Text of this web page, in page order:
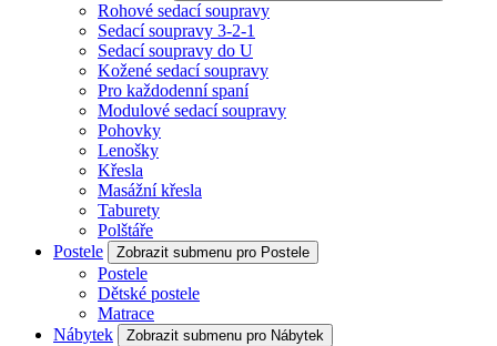
Rohové sedací soupravy
Sedací soupravy 3-2-1
Sedací soupravy do U
Kožené sedací soupravy
Pro každodenní spaní
Modulové sedací soupravy
Pohovky
Lenošky
Křesla
Masážní křesla
Taburety
Polštáře
Postele
Zobrazit submenu pro Postele
Postele
Dětské postele
Matrace
Nábytek
Zobrazit submenu pro Nábytek